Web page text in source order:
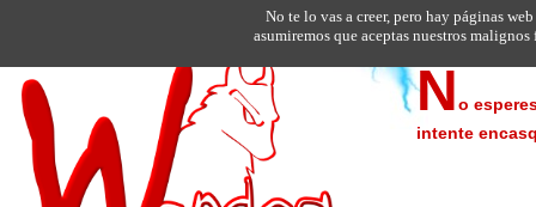
No
intente
No te lo vas a creer, pero hay páginas
asumiremos que aceptas nuestros